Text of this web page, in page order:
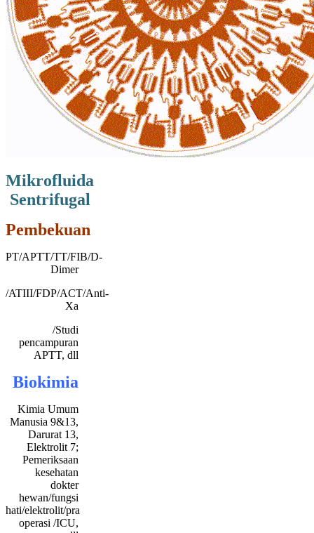
Mikrofluida
Sentrifugal
Pembekuan
PT/APTT/TT/FIB/D-
Dimer
/ATIII/FDP/ACT/Anti-
Xa
/Studi
pencampuran
APTT, dll
Biokimia
Kimia Umum
Manusia 9&13,
Darurat 13,
Elektrolit 7;
Pemeriksaan
kesehatan
dokter
hewan/fungsi
hati/elektrolit/pra
operasi /ICU,